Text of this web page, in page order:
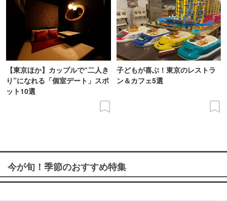
【東京ほか】カップルで“二人き
り”になれる「個室デート」スポ
ット10選
子どもが喜ぶ！東京のレストラ
ン＆カフェ5選
今が旬！季節のおすすめ特集